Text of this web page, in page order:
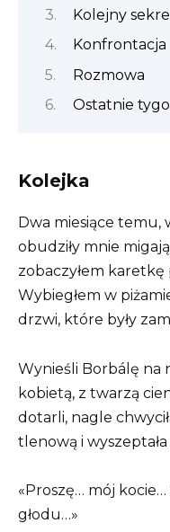
Kolejny
Konfrontacja
Rozmowa
Ostatnie
Kolejka
Dwa miesiące
obudziły mnie
zobaczyłem
Wybiegłem w
drzwi, które były
Wynieśli Borbálę na
kobietą, z twarzą
dotarli, nagle
tlenową i wyszeptała
«Proszę… mój
głodu…»